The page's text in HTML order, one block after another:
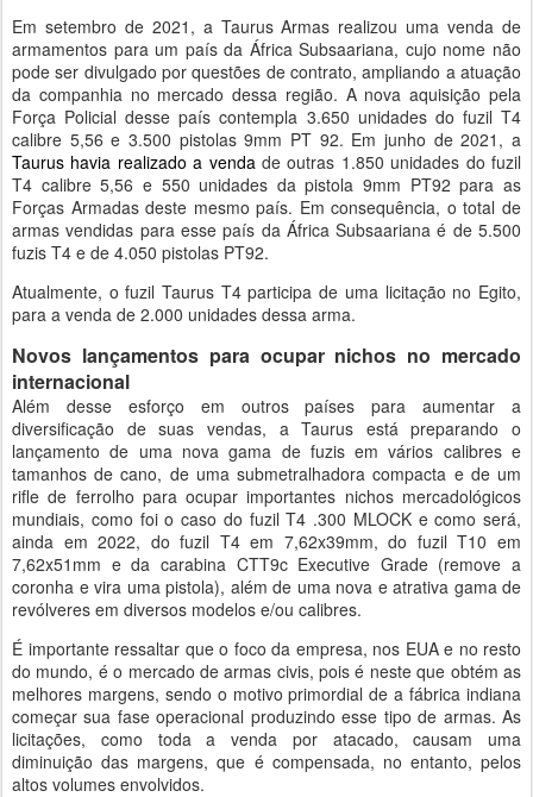
Em setembro de 2021, a Taurus Armas realizou uma venda de
armamentos para um país da África Subsaariana, cujo nome não
pode ser divulgado por questões de contrato, ampliando a atuação
da companhia no mercado dessa região. A nova aquisição pela
Força Policial desse país contempla 3.650 unidades do fuzil T4
calibre 5,56 e 3.500 pistolas 9mm PT 92. Em junho de 2021, a
Taurus havia realizado a venda de outras 1.850 unidades do fuzil
T4 calibre 5,56 e 550 unidades da pistola 9mm PT92 para as
Forças Armadas deste mesmo país. Em consequência, o total de
armas vendidas para esse país da África Subsaariana é de 5.500
fuzis T4 e de 4.050 pistolas PT92.
Atualmente, o fuzil Taurus T4 participa de uma licitação no Egito,
para a venda de 2.000 unidades dessa arma.
Novos lançamentos para ocupar nichos no mercado
internacional
Além desse esforço em outros países para aumentar a
diversificação de suas vendas, a Taurus está preparando o
lançamento de uma nova gama de fuzis em vários calibres e
tamanhos de cano, de uma submetralhadora compacta e de um
rifle de ferrolho para ocupar importantes nichos mercadológicos
mundiais, como foi o caso do fuzil T4 .300 MLOCK e como será,
ainda em 2022, do fuzil T4 em 7,62x39mm, do fuzil T10 em
7,62x51mm e da carabina CTT9c Executive Grade (remove a
coronha e vira uma pistola), além de uma nova e atrativa gama de
revólveres em diversos modelos e/ou calibres.
É importante ressaltar que o foco da empresa, nos EUA e no resto
do mundo, é o mercado de armas civis, pois é neste que obtém as
melhores margens, sendo o motivo primordial de a fábrica indiana
começar sua fase operacional produzindo esse tipo de armas. As
licitações, como toda a venda por atacado, causam uma
diminuição das margens, que é compensada, no entanto, pelos
altos volumes envolvidos.